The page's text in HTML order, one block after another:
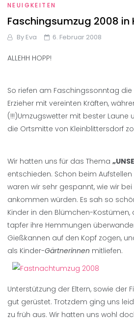
NEUIGKEITEN
Faschingsumzug 2008 in
By Eva 6. Februar 2008
ALLEHH HOPP!
So riefen am Faschingssonntag die
Erzieher mit vereinten Kräften,
(!!!)Umzugswetter mit bester Laune
die Ortsmitte von Kleinblittersdorf
Wir hatten uns für das Thema
entschieden. Schon beim
waren wir sehr gespannt, wie wir
ankommen würden. Es sah so
Kinder in den Blümchen-Kostümen,
tapfer ihre Hemmungen
Gießkannen auf den Kopf zogen,
als Kinder-Gärtnerinnen mitliefen.
Unterstützung der Eltern, sowie der
gut gerüstet. Trotzdem ging uns
zu früh aus. Wir hatten uns wohl